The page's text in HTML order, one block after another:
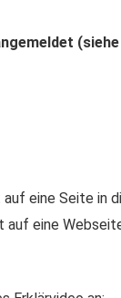
(siehe
eine Seite in
eine